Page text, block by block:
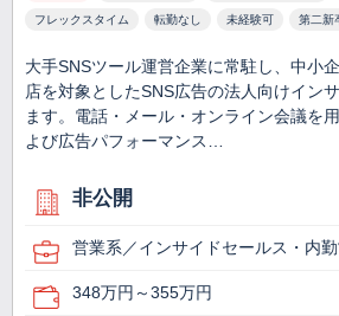
フレックスタイム 転勤なし 未経験可 第二新
大手SNSツール運営企業に常駐し、中小
店を対象としたSNS広告の法人向けイン
ます。電話・メール・オンライン会議を
よび広告パフォーマンス…
非公開
営業系／インサイドセールス・内
348万円～355万円